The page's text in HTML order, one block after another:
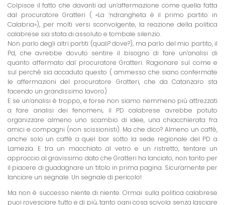
Colpisce il fatto che davanti ad un’affermazione come quella fatta
dal procuratore Gratteri ( «La ‘ndrangheta è il primo partito in
Calabria»), per molti versi sconvolgente, la reazione della politica
calabrese sia stata di assoluto e tombale silenzio.
Non parlo degli altri partiti (quali? dove?), ma parlo del mio partito, il
Pd, che avrebbe dovuto sentire il bisogno di fare un’analisi di
quanto affermato dal procuratore Gratteri. Ragionare sul come e
sul perché sia accaduto questo ( ammesso che siano confermate
le affermazioni del procuratore Gratteri, che da Catanzaro sta
facendo un grandissimo lavoro)
E se un’analisi è troppo, e forse non siamo nemmeno più attrezzati
a fare analisi dei fenomeni, il PD calabrese avrebbe potuto
organizzare almeno uno scambio di idee, una chiacchierata fra
amici e compagni (non scissionisti). Ma che dico? Almeno un caffè,
anche solo un caffè a quel bar sotto la sede regionale del PD a
Lamezia. E tra un macchiato al vetro e un ristretto, tentare un
approccio al gravissimo dato che Gratteri ha lanciato, non tanto per
il piacere di guadagnare un titolo in prima pagina. Sicuramente per
lanciare un segnale. Un segnale di pericolo!
Ma non è successo niente di niente. Ormai sulla politica calabrese
puoi rovesciare tutto e di più, tanto ogni cosa scivola senza lasciare